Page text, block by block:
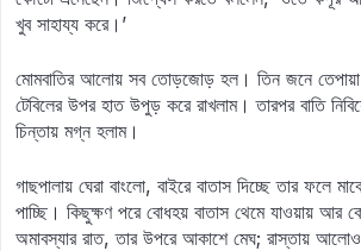
খুব সাহায্য করে।’
মোমবাতির আলোয় সব তোড়জোড় হল। তিন জনে তেপায়া
টেবিলের উপর হাত উপুড় করে রাখলাম। তারপর বাতি
চিন্তায় মগ্ন হলাম।
গাছপালায় ঘেরা বাংলো, বাইরে বাতাস দিচ্ছে তার ফলে
পাচ্ছি। কিছুক্ষণ পরে বোধহয় বাতাস থেমে যাওয়ায় আর
অমাবস্যার রাত, তার উপরে আকাশে মেঘ; রাস্তায় আলোও